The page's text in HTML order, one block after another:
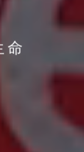
命